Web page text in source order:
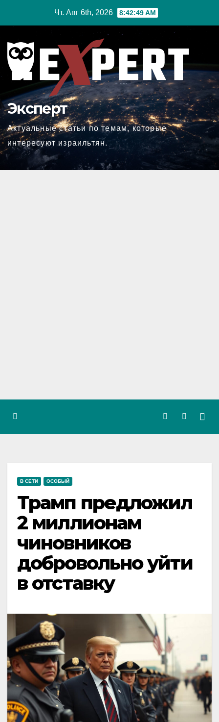
Чт. Авг 6th, 2026 8:42:50 AM
Эксперт
Актуальные статьи по темам, которые
интересуют израильтян.
В СЕТИ ОСОБЫЙ
Трамп предложил
2 миллионам
чиновников
добровольно уйти
в отставку